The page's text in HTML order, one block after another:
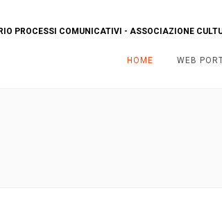
PROCESSI COMUNICATIVI - ASSOCIAZIONE
HOME WEB